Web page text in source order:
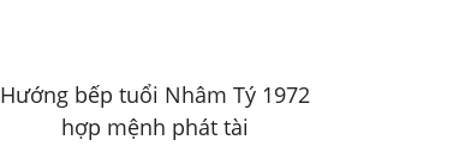
Hướng bếp tuổi Nhâm Tý 1972
hợp mệnh phát tài